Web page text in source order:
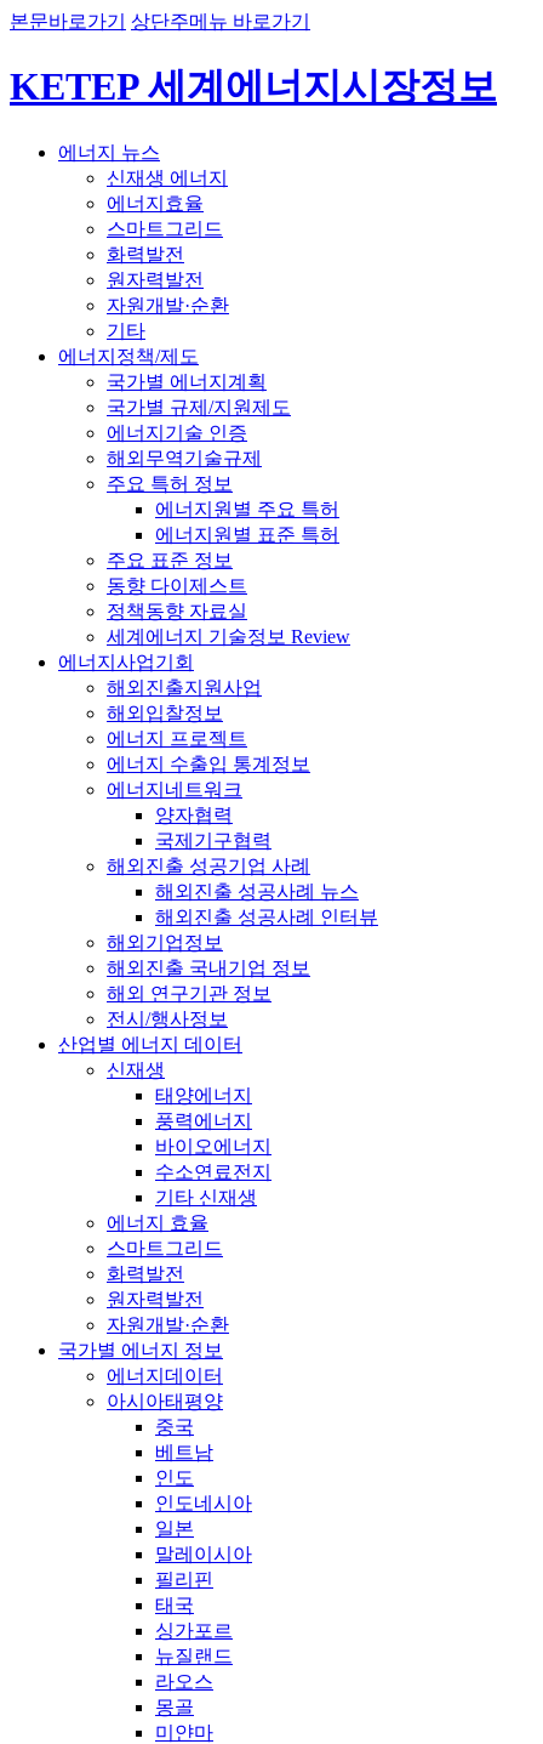
본문바로가기 상단주메뉴 바로가기
KETEP 세계에너지시장정보
에너지 뉴스
신재생 에너지
에너지효율
스마트그리드
화력발전
원자력발전
자원개발·순환
기타
에너지정책/제도
국가별 에너지계획
국가별 규제/지원제도
에너지기술 인증
해외무역기술규제
주요 특허 정보
에너지원별 주요 특허
에너지원별 표준 특허
주요 표준 정보
동향 다이제스트
정책동향 자료실
세계에너지 기술정보 Review
에너지사업기회
해외진출지원사업
해외입찰정보
에너지 프로젝트
에너지 수출입 통계정보
에너지네트워크
양자협력
국제기구협력
해외진출 성공기업 사례
해외진출 성공사례 뉴스
해외진출 성공사례 인터뷰
해외기업정보
해외진출 국내기업 정보
해외 연구기관 정보
전시/행사정보
산업별 에너지 데이터
신재생
태양에너지
풍력에너지
바이오에너지
수소연료전지
기타 신재생
에너지 효율
스마트그리드
화력발전
원자력발전
자원개발·순환
국가별 에너지 정보
에너지데이터
아시아태평양
중국
베트남
인도
인도네시아
일본
말레이시아
필리핀
태국
싱가포르
뉴질랜드
라오스
몽골
미얀마